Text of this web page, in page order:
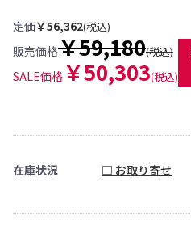
定価￥56,362(税込)
販売価格￥59,180(税込)
SALE価格 ￥50,303(税込)
在庫状況 □ お取り寄せ